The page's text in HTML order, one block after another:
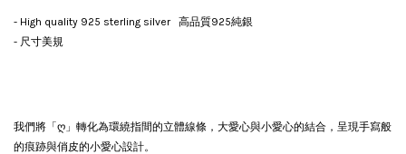
- High quality 925 sterling silver 高品質925純銀
- 尺寸美規
我們將「ღ」轉化為環繞指間的立體線條，大愛心與小愛心的結合，呈現手寫般
的痕跡與俏皮的小愛心設計。